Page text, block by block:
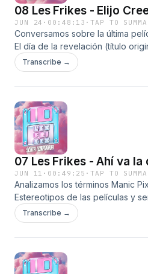
08 Les Frikes - Elijo
JUN 24 · 00:48:13 ·TAP TO
Conversamos sobre la última
El día de la revelación (título
historia de ciencia ficción
desclasificación y avistamientos
Transcribe →
07 Les Frikes - Ahí va
JUN 11 · 00:49:25 ·TAP TO
Analizamos los términos Manic
Estereotipos de las películas y
Transcribe →